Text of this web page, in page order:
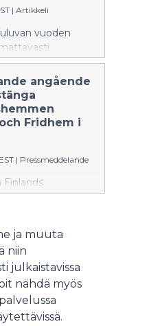
| Artikkeli
vuoden
lapsia olisi
enemmän kuin
angående
Fridhem i
| Pressmeddelande
Finlands
lagt fram ett
i
motsätter sig
ja muuta
niin
julkaistavissa
nähdä myös